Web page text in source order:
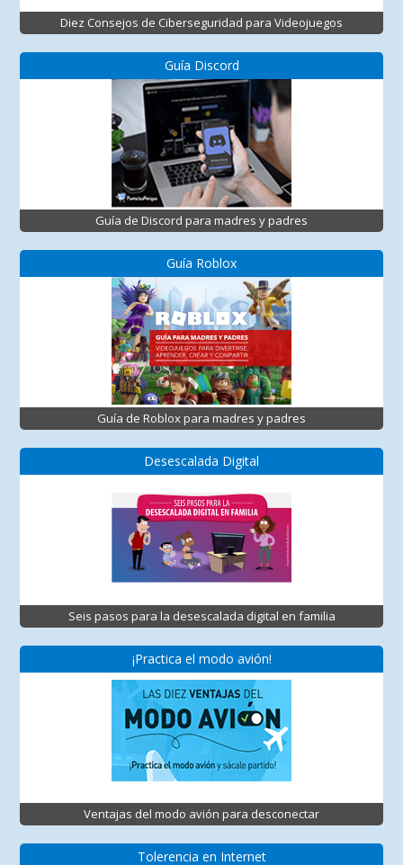
Diez Consejos de Ciberseguridad para Videojuegos
Guía Discord
Guía de Discord para madres y padres
Guía Roblox
Guía de Roblox para madres y padres
Desescalada Digital
Seis pasos para la desescalada digital en familia
¡Practica el modo avión!
Ventajas del modo avión para desconectar
Tolerencia en Internet